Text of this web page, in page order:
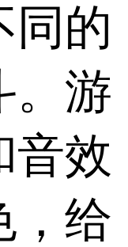
同的
。游
音效
，给